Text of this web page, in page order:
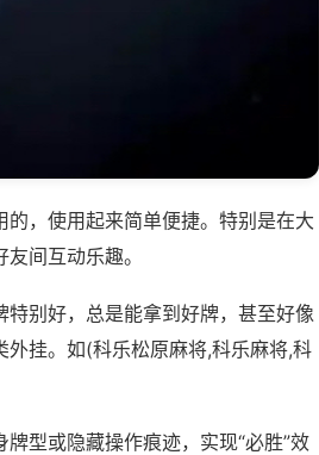
，使用起来简单便捷。特别是在大
间互动乐趣。
别好，总是能拿到好牌，甚至好像
挂。如(科乐松原麻将,科乐麻将,科
型或隐藏操作痕迹，实现“必胜”效